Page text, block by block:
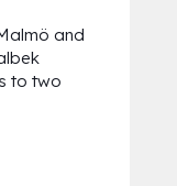
and
to two